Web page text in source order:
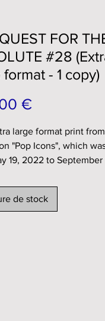
FOR
#28
- 1 copy)
€Prix
large format print
"Pop Icons", which
19, 2022 to September
de stock